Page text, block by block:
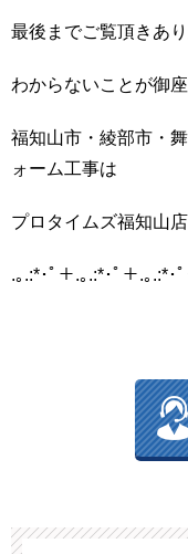
最後までご覧頂きあ
わからないことが御
福知山市・綾部市・
ォーム工事は
プロタイムズ福知山
.｡.:*･ﾟ＋.｡.:*･ﾟ＋.｡.:*･